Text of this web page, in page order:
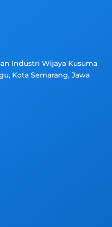
Industri Wijaya Kusuma
Kota Semarang, Jawa